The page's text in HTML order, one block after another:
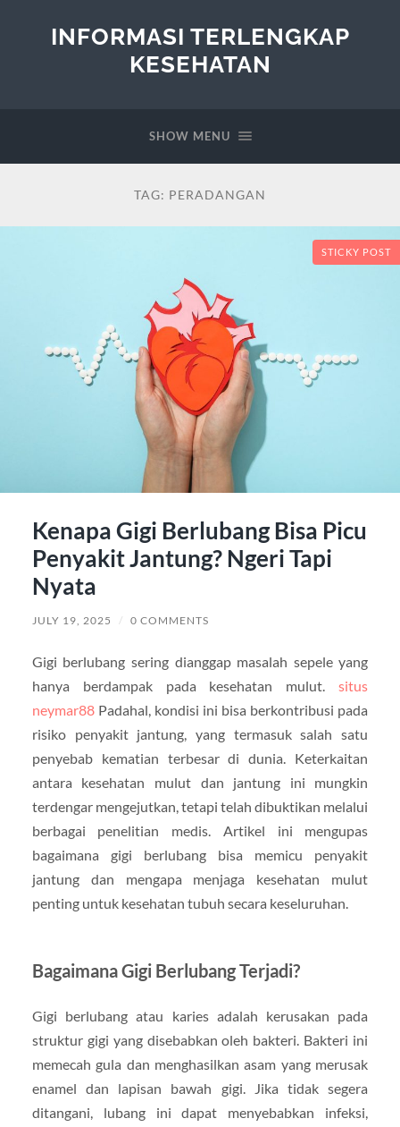
INFORMASI TERLENGKAP
KESEHATAN
SHOW MENU
TAG: PERADANGAN
STICKY POST
Kenapa Gigi Berlubang Bisa Picu
Penyakit Jantung? Ngeri Tapi
Nyata
JULY 19, 2025 / 0 COMMENTS
Gigi berlubang sering dianggap masalah sepele yang
hanya berdampak pada kesehatan mulut.situs
neymar88Padahal, kondisi ini bisa berkontribusi pada
risiko penyakit jantung, yang termasuk salah satu
penyebab kematian terbesar di dunia. Keterkaitan
antara kesehatan mulut dan jantung ini mungkin
terdengar mengejutkan, tetapi telah dibuktikan melalui
berbagai penelitian medis. Artikel ini mengupas
bagaimana gigi berlubang bisa memicu penyakit
jantung dan mengapa menjaga kesehatan mulut
penting untuk kesehatan tubuh secara keseluruhan.
Bagaimana Gigi Berlubang Terjadi?
Gigi berlubang atau karies adalah kerusakan pada
struktur gigi yang disebabkan oleh bakteri. Bakteri ini
memecah gula dan menghasilkan asam yang merusak
enamel dan lapisan bawah gigi. Jika tidak segera
ditangani, lubang ini dapat menyebabkan infeksi,